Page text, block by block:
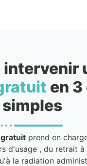
intervenir
en
simples
prend en
d'usage , du retrait
la radiation